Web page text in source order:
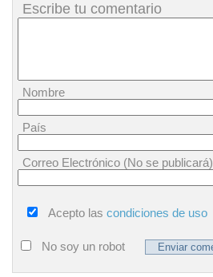
Escribe tu comentario
Nombre
País
Correo Electrónico (No se publicará)
Acepto las condiciones de uso
No soy un robot